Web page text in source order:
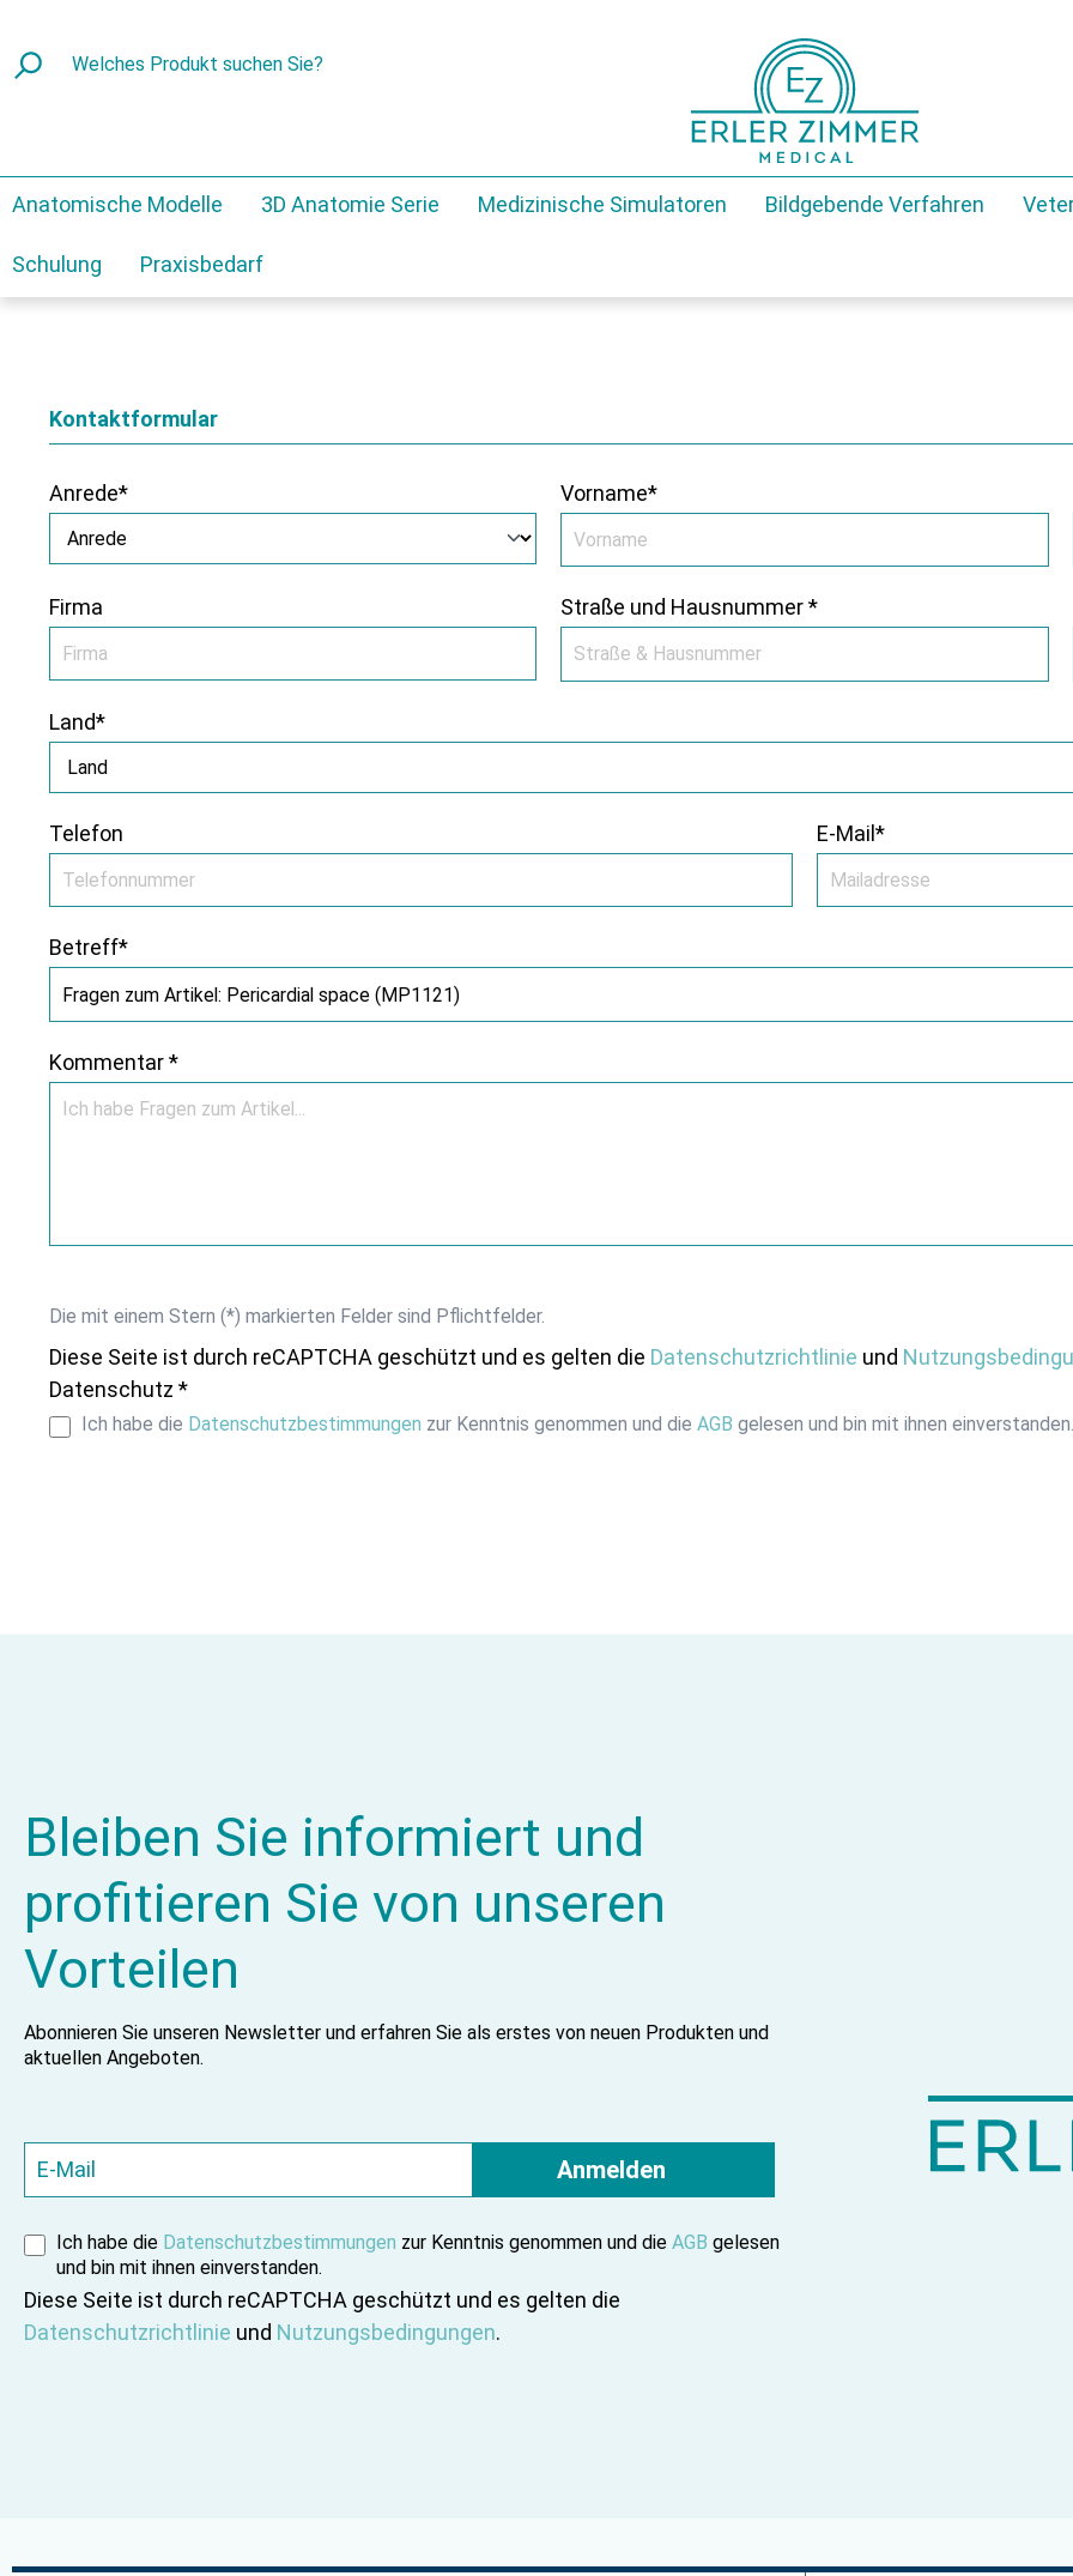
Anatomische Modelle 3D Anatomie Serie Medizinische Simulatoren Bildgebende Verfahren
Schulung Praxisbedarf
Kontaktformular
Anrede* Vorname*
Firma Straße und Hausnummer *
Land*
Telefon E-Mail*
Betreff*
Kommentar *
Die mit einem Stern (*) markierten Felder sind Pflichtfelder.
Diese Seite ist durch reCAPTCHA geschützt und es gelten die Datenschutzrichtlinie und
Datenschutz *
Ich habe die Datenschutzbestimmungen zur Kenntnis genommen und die AGB gelesen und bin mit ihnen einverstanden.
Bleiben Sie informiert und
profitieren Sie von unseren
Vorteilen
Abonnieren Sie unseren Newsletter und erfahren Sie als erstes von neuen Produkten und
aktuellen Angeboten.
Anmelden
Ich habe die Datenschutzbestimmungen zur Kenntnis genommen und die AGB gelesen
und bin mit ihnen einverstanden.
Diese Seite ist durch reCAPTCHA geschützt und es gelten die
Datenschutzrichtlinie und Nutzungsbedingungen.